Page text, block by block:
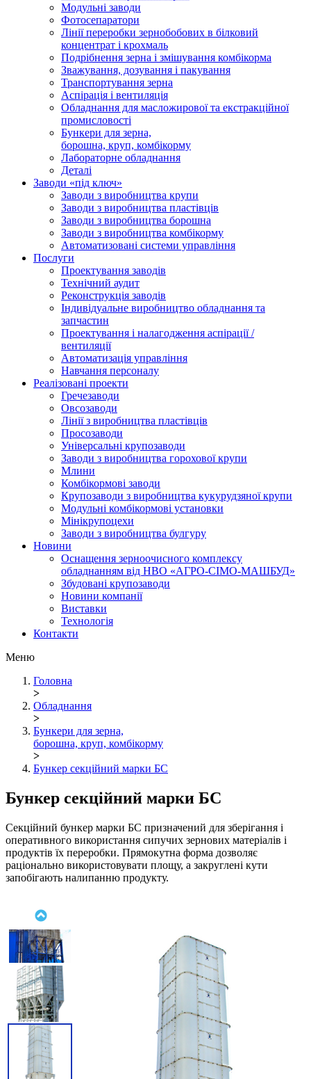
Модульні заводи
Фотосепаратори
Лінії переробки зернобобових в білковий
концентрат і крохмаль
Подрібнення зерна і змішування комбікорма
Зважування, дозування і пакування
Транспортування зерна
Аспірація і вентиляція
Обладнання для масложирової та екстракційної
промисловості
Бункери для зерна,
борошна, круп, комбікорму
Лабораторне обладнання
Деталі
Заводи «під ключ»
Заводи з виробництва крупи
Заводи з виробництва пластівців
Заводи з виробництва борошна
Заводи з виробництва комбікорму
Автоматизовані системи управління
Послуги
Проектування заводів
Технічний аудит
Реконструкція заводів
Індивідуальне виробництво обладнання та
запчастин
Проектування і налагодження аспірації /
вентиляції
Автоматизація управління
Навчання персоналу
Реалізовані проекти
Гречезаводи
Овсозаводи
Лінії з виробництва пластівців
Просозаводи
Універсальні крупозаводи
Заводи з виробництва горохової крупи
Млини
Комбікормові заводи
Крупозаводи з виробництва кукурудзяної крупи
Модульні комбікормові установки
Мінікрупоцехи
Заводи з виробництва булгуру
Новини
Оснащення зерноочисного комплексу
обладнанням від НВО «АГРО-СІМО-МАШБУД»
Збудовані крупозаводи
Новини компанії
Виставки
Технологія
Контакти
Меню
Головна
>
Обладнання
>
Бункери для зерна,
борошна, круп, комбікорму
>
Бункер секційний марки БС
Бункер секційний марки БС
Секційний бункер марки БС призначений для зберігання і
оперативного використання сипучих зернових матеріалів і
продуктів їх переробки. Прямокутна форма дозволяє
раціонально використовувати площу, а закруглені кути
запобігають налипанню продукту.